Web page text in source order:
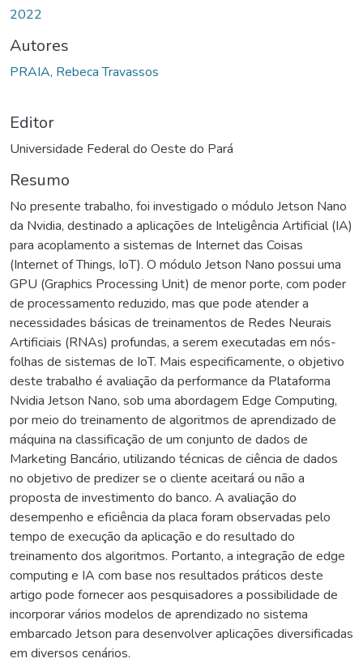
2022
Autores
PRAIA, Rebeca Travassos
Editor
Universidade Federal do Oeste do Pará
Resumo
No presente trabalho, foi investigado o módulo Jetson Nano
da Nvidia, destinado a aplicações de Inteligência Artificial (IA)
para acoplamento a sistemas de Internet das Coisas
(Internet of Things, IoT). O módulo Jetson Nano possui uma
GPU (Graphics Processing Unit) de menor porte, com poder
de processamento reduzido, mas que pode atender a
necessidades básicas de treinamentos de Redes Neurais
Artificiais (RNAs) profundas, a serem executadas em nós-
folhas de sistemas de IoT. Mais especificamente, o objetivo
deste trabalho é avaliação da performance da Plataforma
Nvidia Jetson Nano, sob uma abordagem Edge Computing,
por meio do treinamento de algoritmos de aprendizado de
máquina na classificação de um conjunto de dados de
Marketing Bancário, utilizando técnicas de ciência de dados
no objetivo de predizer se o cliente aceitará ou não a
proposta de investimento do banco. A avaliação do
desempenho e eficiência da placa foram observadas pelo
tempo de execução da aplicação e do resultado do
treinamento dos algoritmos. Portanto, a integração de edge
computing e IA com base nos resultados práticos deste
artigo pode fornecer aos pesquisadores a possibilidade de
incorporar vários modelos de aprendizado no sistema
embarcado Jetson para desenvolver aplicações diversificadas
em diversos cenários.